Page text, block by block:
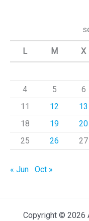
a
L M X
4
5 6
11
12 13
18
19 20
25
26 27
« Jun Oct »
Copyright © 2026